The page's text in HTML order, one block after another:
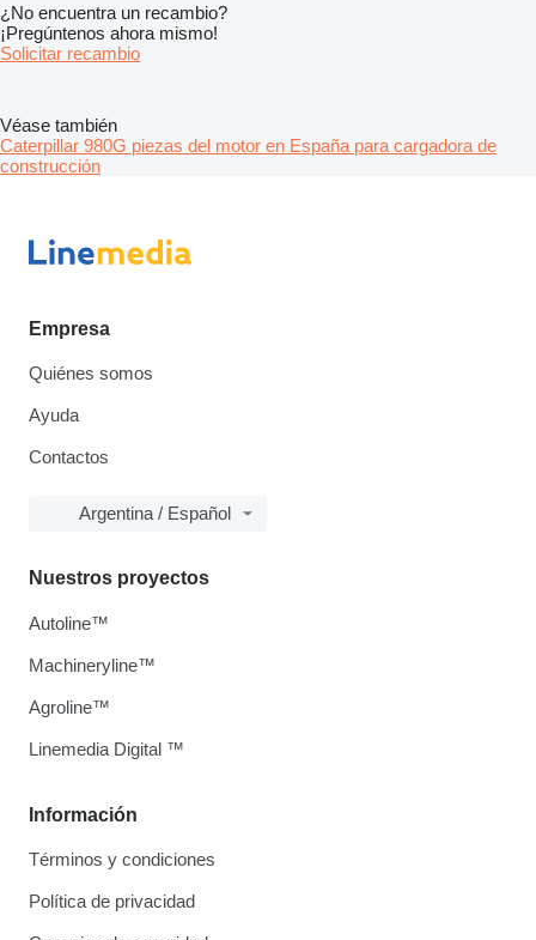
¿No encuentra un recambio?
¡Pregúntenos ahora mismo!
Solicitar recambio
Véase también
Caterpillar 980G piezas del motor en España para cargadora de
construcción
Empresa
Quiénes somos
Ayuda
Contactos
Argentina / Español
Información
Términos y condiciones
Política de privacidad
Nuestros proyectos
Autoline™
Machineryline™
Agroline™
Linemedia Digital ™